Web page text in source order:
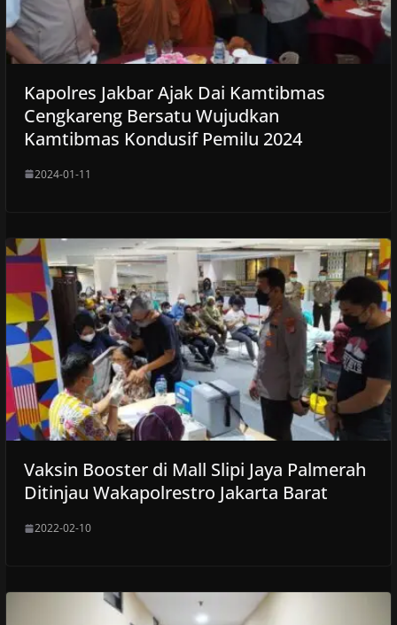
Kapolres Jakbar Ajak Dai Kamtibmas
Cengkareng Bersatu Wujudkan
Kamtibmas Kondusif Pemilu 2024
2024-01-11
Vaksin Booster di Mall Slipi Jaya Palmerah
Ditinjau Wakapolrestro Jakarta Barat
2022-02-10